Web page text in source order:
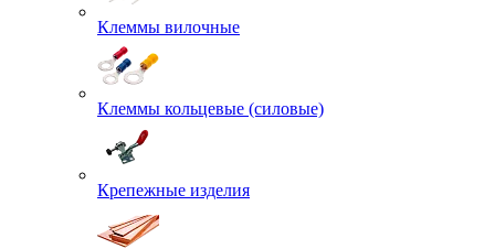
Клеммы вилочные
Клеммы кольцевые (силовые)
Крепежные изделия